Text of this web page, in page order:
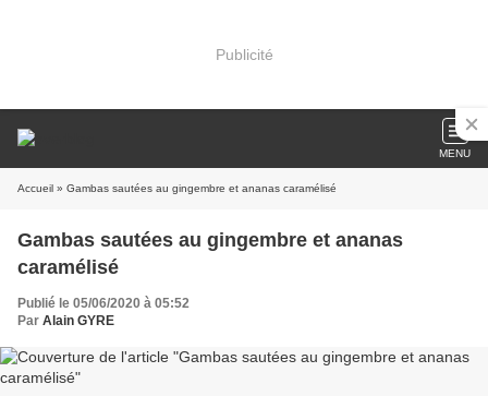
Publicité
MENU
Accueil » Gambas sautées au gingembre et ananas caramélisé
Gambas sautées au gingembre et ananas
caramélisé
Publié le 05/06/2020 à 05:52
Par Alain GYRE